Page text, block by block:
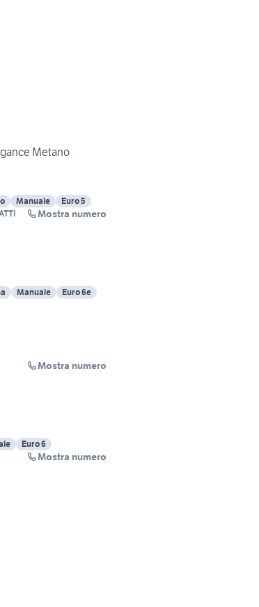
Metano
Manuale
Euro 5
Mostra numero
Manuale Euro 6e
Mostra numero
Euro 6
Mostra numero